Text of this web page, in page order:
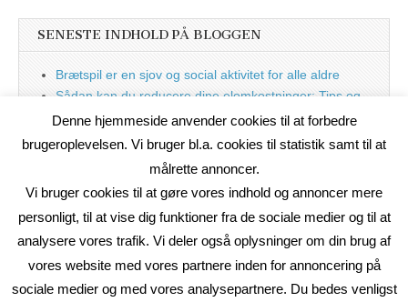
SENESTE INDHOLD PÅ BLOGGEN
Brætspil er en sjov og social aktivitet for alle aldre
Sådan kan du reducere dine elomkostninger: Tips og
tricks til at spare på elprisen
Nu med blog
Denne hjemmeside anvender cookies til at forbedre
brugeroplevelsen. Vi bruger bl.a. cookies til statistik samt til at
målrette annoncer.
Vi bruger cookies til at gøre vores indhold og annoncer mere
personligt, til at vise dig funktioner fra de sociale medier og til at
analysere vores trafik. Vi deler også oplysninger om din brug af
vores website med vores partnere inden for annoncering på
sociale medier og med vores analysepartnere. Du bedes venligst